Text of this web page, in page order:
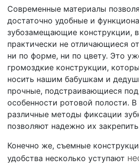
Современные материалы
достаточно удобные и
зубозамещающие конструкции,
практически не отличающиеся
ни по форме, ни по цвету. Это
громоздкие конструкции,
носить нашим бабушкам и
прочные, подстраивающиеся
особенности ротовой полости.
различные методы фиксации
позволяют надежно их
Конечно же, съемные
удобства несколько уступают